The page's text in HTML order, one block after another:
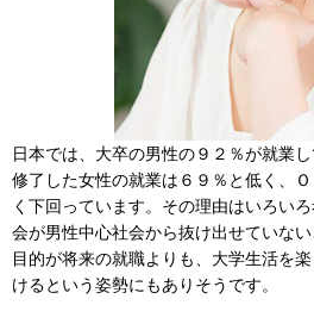
日本では、大卒の男性の９２％が就業
修了した女性の就業は６９％と低く、
く下回っています。その理由はいろい
会が男性中心社会から抜け出せていな
目的が将来の就職よりも、大学生活を
けるという姿勢にもありそうです。